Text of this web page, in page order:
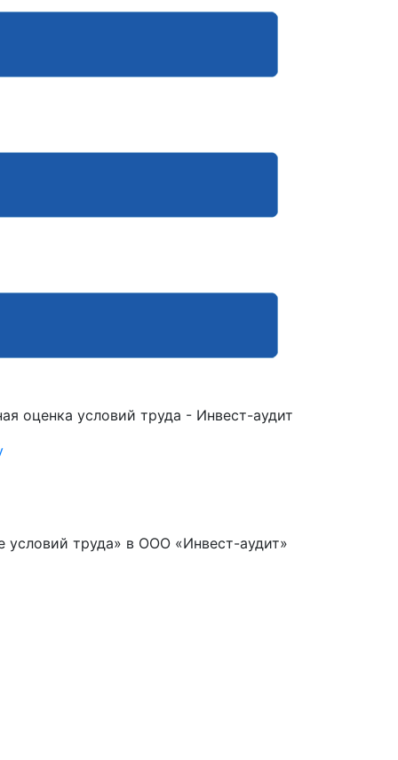
оценка условий труда - Инвест-аудит
условий труда» в ООО «Инвест-аудит»